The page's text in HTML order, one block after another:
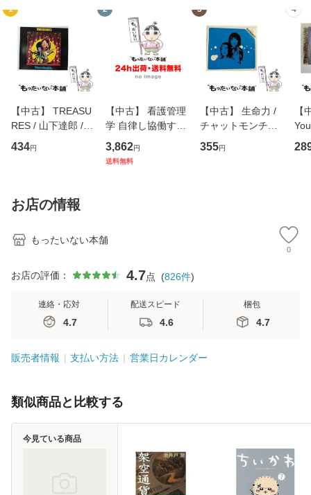
1
【中古】 TREASU
RES / 山下達郎 /
イーストウエス
ト・ジャパン [CD]
434円
2
【中古】 看護管理
学 自律し協働する
専門職の看護マネ
ジメントスキル 改
3,862円
送料無料
3
【中古】 生命力 /
チャットモンチー /
キューンレコード
[CD]【メール便送
355円
4
【
のが
お店の情報
もったいない本舗
0
お店の評価： 4.7点 (826件)
連絡・応対
4.7
配送スピード
4.6
梱包
4.7
販売者情報 支払い方法 営業日カレンダー
類似商品と比較する
今見ている商品